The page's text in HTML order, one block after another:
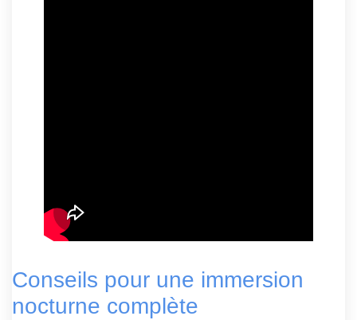
Conseils pour une immersion
nocturne complète